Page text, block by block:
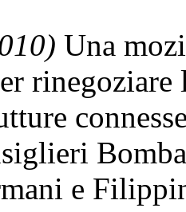
Una
rinegoziare
e